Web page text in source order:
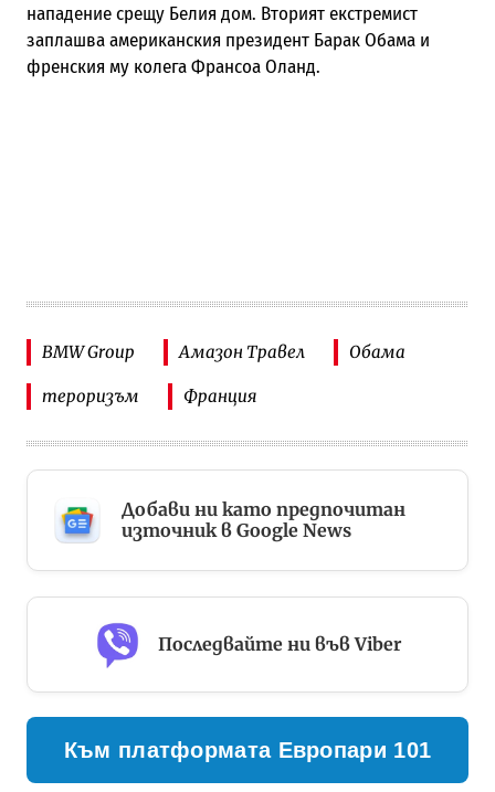
нападение срещу Белия дом. Вторият екстремист
заплашва американския президент Барак Обама и
френския му колега Франсоа Оланд.
BMW Group Амазон Травел Обама
тероризъм Франция
Добави ни като предпочитан
източник в Google News
Последвайте ни във Viber
Към платформата Европари 101